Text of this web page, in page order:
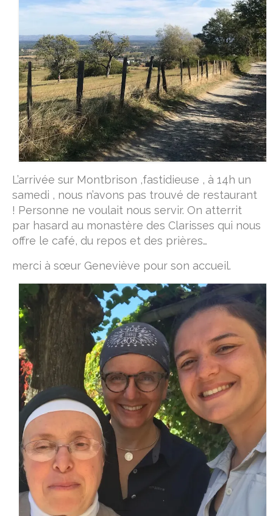
L’arrivée sur Montbrison ,fastidieuse , à 14h un
samedi , nous n’avons pas trouvé de restaurant
! Personne ne voulait nous servir. On atterrit
par hasard au monastère des Clarisses qui nous
offre le café, du repos et des prières…
merci à sœur Geneviève pour son accueil.